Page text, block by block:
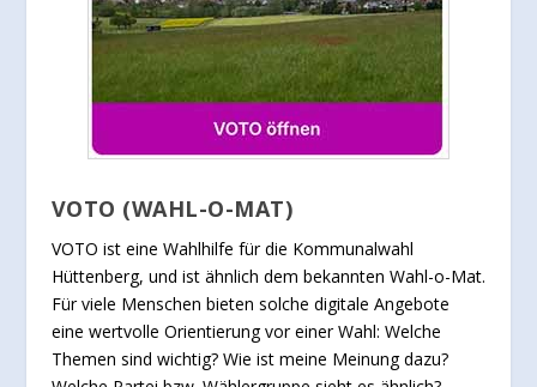
VOTO (WAHL-O-MAT)
VOTO ist eine Wahlhilfe für die Kommunalwahl
Hüttenberg, und ist ähnlich dem bekannten Wahl-o-Mat.
Für viele Menschen bieten solche digitale Angebote
eine wertvolle Orientierung vor einer Wahl: Welche
Themen sind wichtig? Wie ist meine Meinung dazu?